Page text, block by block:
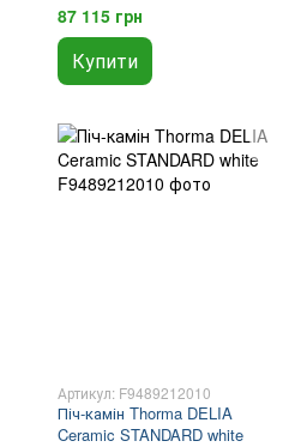
87 115 грн
Купити
Артикул: F9489212010
Піч-камін Thorma DELIA
Ceramic STANDARD white